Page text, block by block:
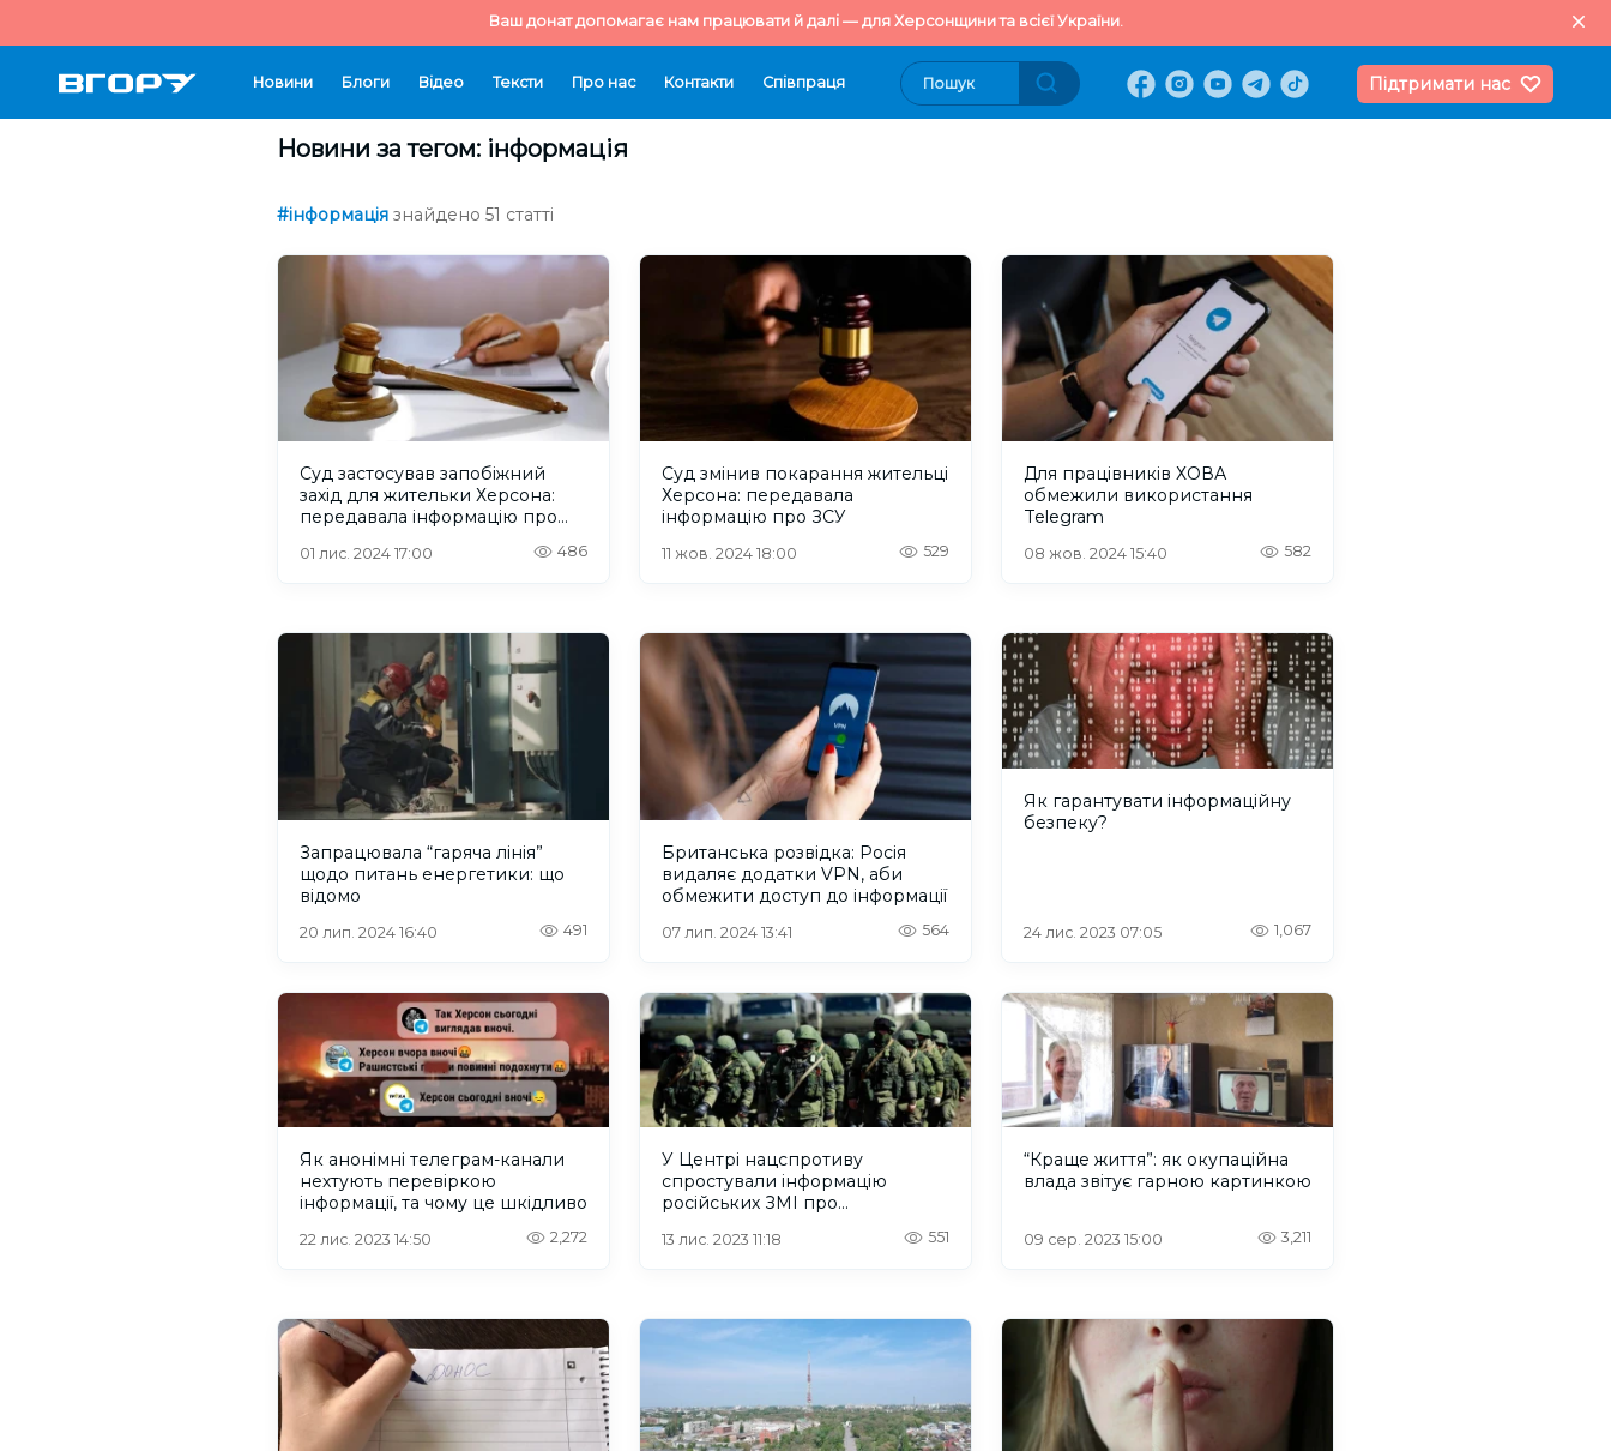
Ваш донат допомагає нам працювати й далі — для Херсонщини та всієї України.
Новини Блоги Відео Тексти Про нас Контакти Cпівпраця Підтримати нас
Новини за тегом: інформація
#інформація знайдено 51 статті
Суд застосував запобіжний
захід для жительки Херсона:
передавала інформацію про
01 лис. 2024 17:00 486
Суд змінив покарання жительці
Херсона: передавала
інформацію про ЗСУ
11 жов. 2024 18:00 529
Для працівників ХОВА
обмежили використання
Telegram
08 жов. 2024 15:40 582
Запрацювала “гаряча лінія”
щодо питань енергетики: що
відомо
20 лип. 2024 16:40 491
Британська розвідка: Росія
видаляє додатки VPN, аби
обмежити доступ до інформації
07 лип. 2024 13:41 564
Як гарантувати інформаційну
безпеку?
24 лис. 2023 07:05 1,067
Як анонімні телеграм-канали
нехтують перевіркою
інформації, та чому це шкідливо
22 лис. 2023 14:50 2,272
У Центрі нацспротиву
спростували інформацію
російських ЗМІ про
13 лис. 2023 11:18 551
“Краще життя”: як окупаційна
влада звітує гарною картинкою
09 сер. 2023 15:00 3,211